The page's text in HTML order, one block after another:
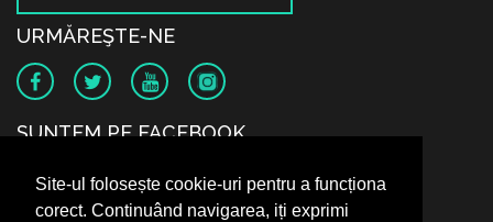
Site-ul folosește cookie-uri pentru a funcționa
corect. Continuând navigarea, iți exprimi
URMĂREŞTE-NE
SUNTEM PE FACEBOOK